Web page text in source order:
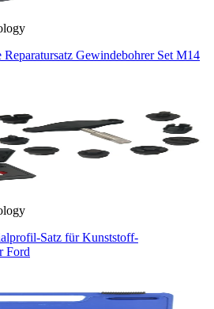
Gewindebohrer Set M14
Satz für Kunststoff-
Ford